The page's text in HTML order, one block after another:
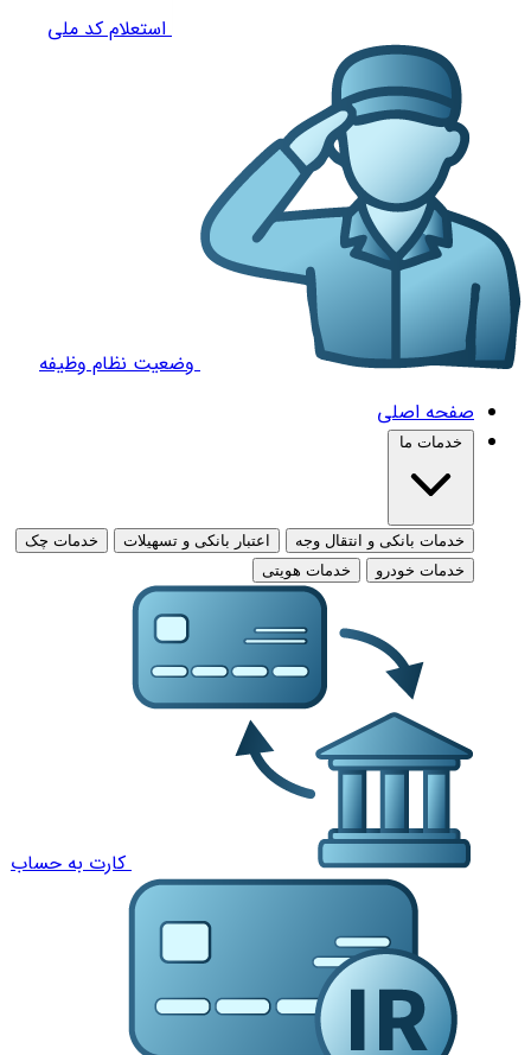
استعلام کد ملی
وضعیت نظام وظیفه
صفحه اصلی
خدمات ما
خدمات بانکی و انتقال وجه اعتبار بانکی و تسهیلات
خدمات چک
خدمات خودرو
خدمات هویتی
کارت به حساب